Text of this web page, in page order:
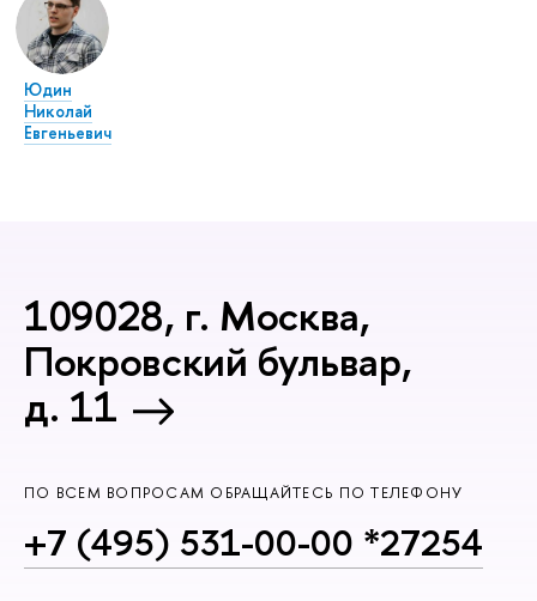
Юдин
Николай
Евгеньевич
109028, г. Москва,
Покровский бульвар,
д. 11
ПО ВСЕМ ВОПРОСАМ ОБРАЩАЙТЕСЬ ПО ТЕЛЕФОНУ
+7 (495) 531-00-00 *27254